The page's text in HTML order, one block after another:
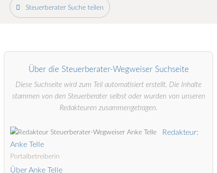
Steuerberater Suche teilen
Über die Steuerberater-Wegweiser Suchseite
Diese Suchseite wird zum Teil automatisiert erstellt. Die Inhalte
stammen von den Steuerberater selbst oder wurden von unseren
Redakteuren zusammengetragen.
Redakteur:
Anke Telle
Portalbetreiberin
Über Anke Telle